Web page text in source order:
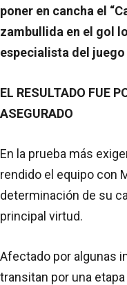
poner en cancha el
zambullida en el gol
especialista del juego
EL RESULTADO FUE
ASEGURADO
En la prueba más
rendido el equipo con
determinación de su
principal virtud.
Afectado por algunas
transitan por una